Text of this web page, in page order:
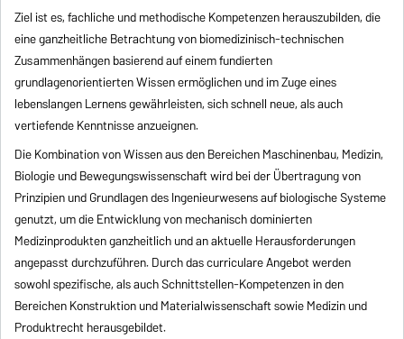
Ziel ist es, fachliche und methodische Kompetenzen herauszubilden, die
eine ganzheitliche Betrachtung von biomedizinisch-technischen
Zusammenhängen basierend auf einem fundierten
grundlagenorientierten Wissen ermöglichen und im Zuge eines
lebenslangen Lernens gewährleisten, sich schnell neue, als auch
vertiefende Kenntnisse anzueignen.
Die Kombination von Wissen aus den Bereichen Maschinenbau, Medizin,
Biologie und Bewegungswissenschaft wird bei der Übertragung von
Prinzipien und Grundlagen des Ingenieurwesens auf biologische Systeme
genutzt, um die Entwicklung von mechanisch dominierten
Medizinprodukten ganzheitlich und an aktuelle Herausforderungen
angepasst durchzuführen. Durch das curriculare Angebot werden
sowohl spezifische, als auch Schnittstellen-Kompetenzen in den
Bereichen Konstruktion und Materialwissenschaft sowie Medizin und
Produktrecht herausgebildet.